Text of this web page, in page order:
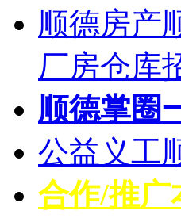
顺德房产
厂房仓库
顺德掌圈
公益义工
合作/推广